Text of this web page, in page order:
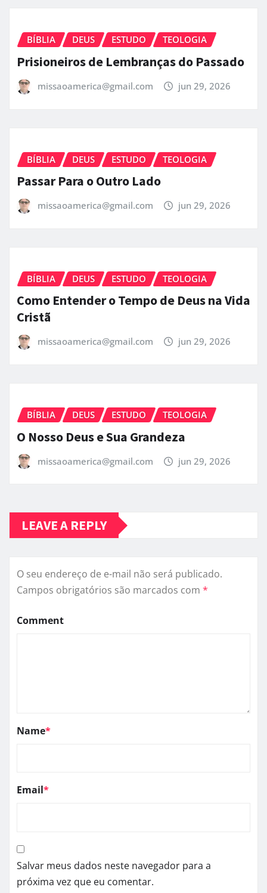
BÍBLIA DEUS ESTUDO TEOLOGIA
Prisioneiros de Lembranças do Passado
missaoamerica@gmail.com jun 29, 2026
BÍBLIA DEUS ESTUDO TEOLOGIA
Passar Para o Outro Lado
missaoamerica@gmail.com jun 29, 2026
BÍBLIA DEUS ESTUDO TEOLOGIA
Como Entender o Tempo de Deus na Vida
Cristã
missaoamerica@gmail.com jun 29, 2026
BÍBLIA DEUS ESTUDO TEOLOGIA
O Nosso Deus e Sua Grandeza
missaoamerica@gmail.com jun 29, 2026
LEAVE A REPLY
O seu endereço de e-mail não será publicado.
Campos obrigatórios são marcados com *
Comment
Name*
Email*
Salvar meus dados neste navegador para a
próxima vez que eu comentar.